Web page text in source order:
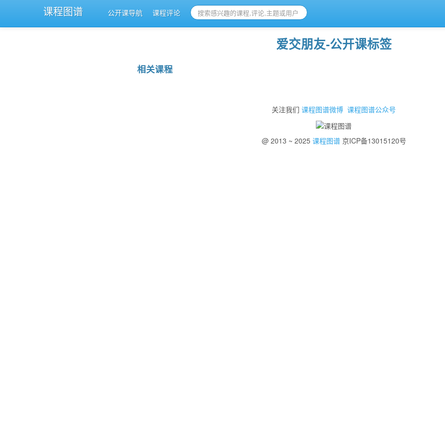
课程图谱 公开课导航 课程评论
爱交朋友-公开课标签
相关课程
关注我们 课程图谱微博 课程图谱公众号
@ 2013 ~ 2025 课程图谱京ICP备13015120号